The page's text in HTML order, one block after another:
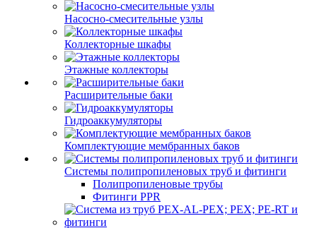
Насосно-смесительные узлы
Коллекторные шкафы
Этажные коллекторы
Расширительные баки
Гидроаккумуляторы
Комплектующие мембранных баков
Системы полипропиленовых труб и фитинги
Полипропиленовые трубы
Фитинги PPR